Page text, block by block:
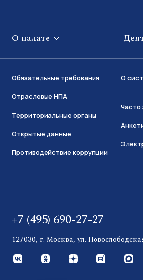
О палате
Обязательные требования
Отраслевые НПА
Территориальные органы
Открытые данные
Противодействие коррупции
О
Часто
+7 (495) 690-27-27
127030, г. Москва, ул.